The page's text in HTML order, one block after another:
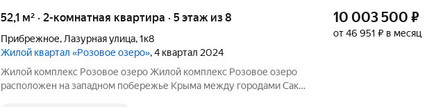
52,1 м² · 2-комнатная квартира · 5 этаж из 8
Прибрежное, Лазурная улица,1к8
Жилой квартал «Розовое озеро», 4 квартал 2024
Жилой комплекс Розовое озеро Жилой комплекс Розовое озеро
расположен на западном побережье Крыма между городами Саки
10 003 500 ₽
от 46 951 ₽ в месяц